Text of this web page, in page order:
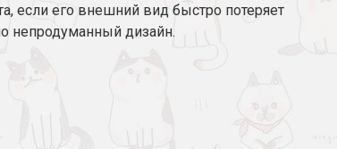
если его внешний вид быстро потеряет
непродуманный дизайн.